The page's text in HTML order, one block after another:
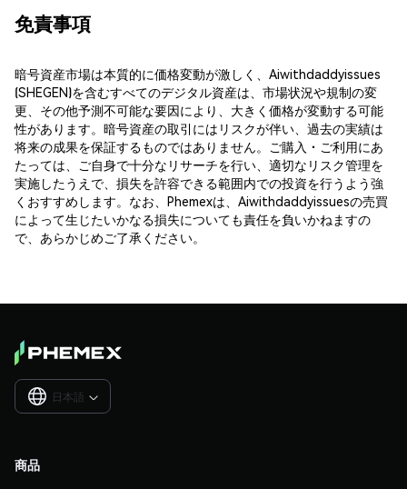
免責事項
暗号資産市場は本質的に価格変動が激しく、Aiwithdaddyissues
(SHEGEN)を含むすべてのデジタル資産は、市場状況や規制の変
更、その他予測不可能な要因により、大きく価格が変動する可能
性があります。暗号資産の取引にはリスクが伴い、過去の実績は
将来の成果を保証するものではありません。ご購入・ご利用にあ
たっては、ご自身で十分なリサーチを行い、適切なリスク管理を
実施したうえで、損失を許容できる範囲内での投資を行うよう強
くおすすめします。なお、Phemexは、Aiwithdaddyissuesの売買
によって生じたいかなる損失についても責任を負いかねますの
で、あらかじめご了承ください。
日本語 
商品